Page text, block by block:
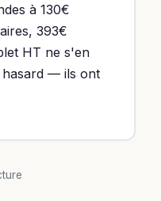
à 130€
393€
HT ne s'en
hasard — ils ont